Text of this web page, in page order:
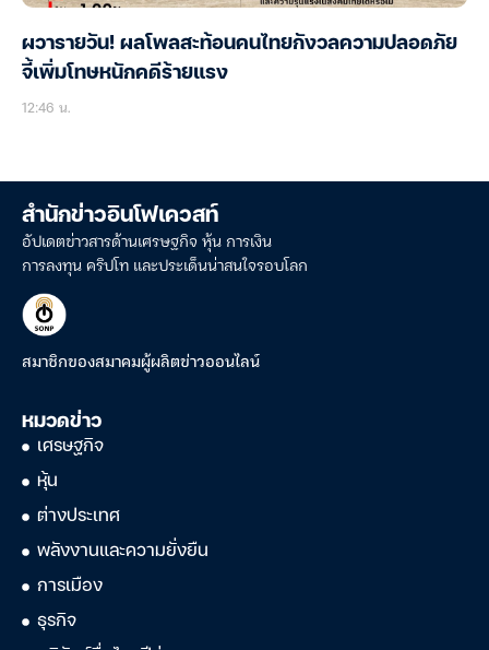
ผวารายวัน! ผลโพลสะท้อนคนไทยกังวลความปลอดภัย
จี้เพิ่มโทษหนักคดีร้ายแรง
12:46 น.
สำนักข่าวอินโฟเควสท์
อัปเดตข่าวสารด้านเศรษฐกิจ หุ้น การเงิน
การลงทุน คริปโท และประเด็นน่าสนใจรอบโลก
สมาชิกของสมาคมผู้ผลิตข่าวออนไลน์
หมวดข่าว
เศรษฐกิจ
หุ้น
ต่างประเทศ
พลังงานและความยั่งยืน
การเมือง
ธุรกิจ